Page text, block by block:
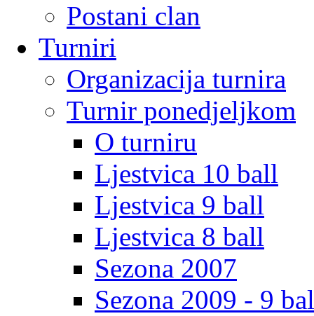
Postani clan
Turniri
Organizacija turnira
Turnir ponedjeljkom
O turniru
Ljestvica 10 ball
Ljestvica 9 ball
Ljestvica 8 ball
Sezona 2007
Sezona 2009 - 9